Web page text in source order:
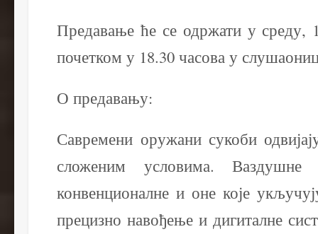
Предавање ће се одржати у среду,
почетком у 18.30 часова у
О предавању:
Савремени оружани сукоби
сложеним условима.
конвенционалне и оне које
прецизно навођење и дигиталне